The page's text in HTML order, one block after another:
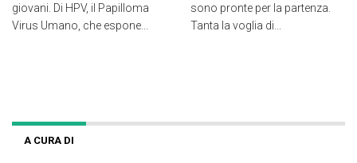
giovani. Di HPV, il Papilloma
Virus Umano, che espone...
sono pronte per la partenza.
Tanta la voglia di...
A CURA DI